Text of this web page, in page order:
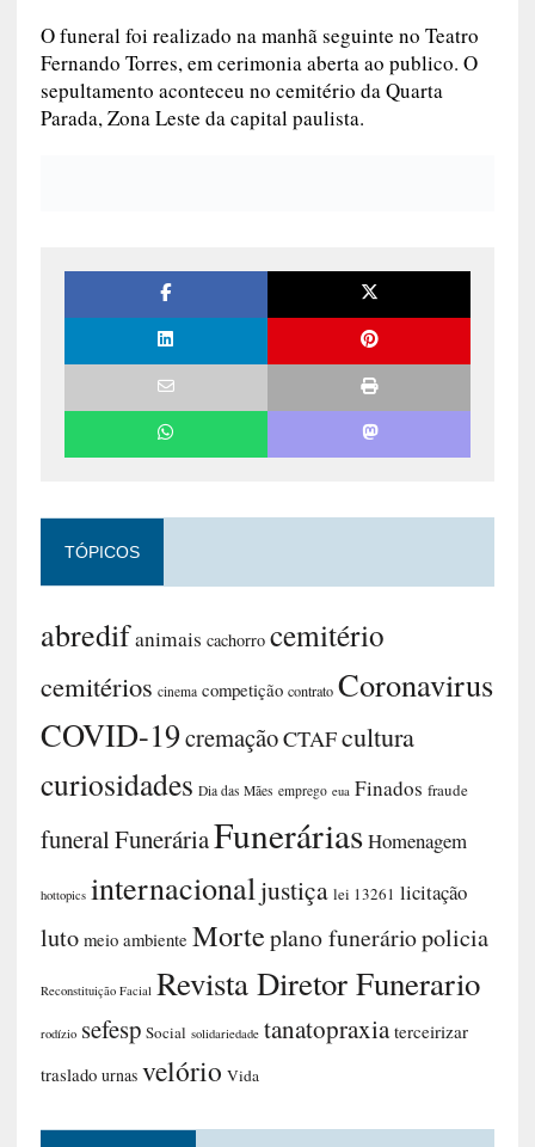
O funeral foi realizado na manhã seguinte no Teatro
Fernando Torres, em cerimonia aberta ao publico. O
sepultamento aconteceu no cemitério da Quarta
Parada, Zona Leste da capital paulista.
TÓPICOS
abredifanimais cachorro cemitério
cemitérios cinema competição contrato Coronavirus
COVID-19cremaçãoCTAFcultura
curiosidades Dia das Mães emprego eua Finados fraude
funeralFuneráriaFuneráriasHomenagem
hottopics internacionaljustiça lei 13261 licitação
luto meio ambiente Morteplano funeráriopolicia
Reconstituição Facial Revista Diretor Funerario
rodízio sefesp Social solidariedade tanatopraxia terceirizar
traslado urnas velório Vida